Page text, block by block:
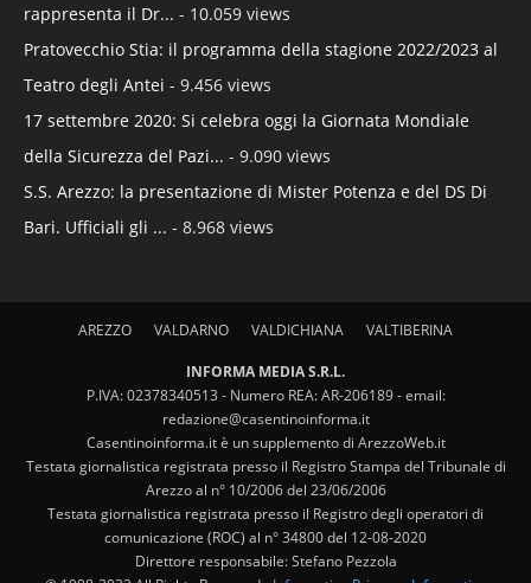
rappresenta il Dr... - 10.059 views
Pratovecchio Stia: il programma della stagione 2022/2023 al
Teatro degli Antei - 9.456 views
17 settembre 2020: Si celebra oggi la Giornata Mondiale
della Sicurezza del Pazi... - 9.090 views
S.S. Arezzo: la presentazione di Mister Potenza e del DS Di
Bari. Ufficiali gli ... - 8.968 views
AREZZO VALDARNO VALDICHIANA VALTIBERINA
INFORMA MEDIA S.R.L.
P.IVA: 02378340513 - Numero REA: AR-206189 - email:
redazione@casentinoinforma.it
Casentinoinforma.it è un supplemento di ArezzoWeb.it
Testata giornalistica registrata presso il Registro Stampa del Tribunale di
Arezzo al n° 10/2006 del 23/06/2006
Testata giornalistica registrata presso il Registro degli operatori di
comunicazione (ROC) al n° 34800 del 12-08-2020
Direttore responsabile: Stefano Pezzola